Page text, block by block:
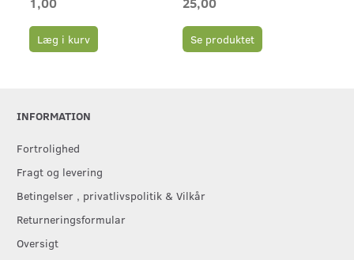
Læg i kurv Se produktet
INFORMATION
Fortrolighed
Fragt og levering
Betingelser , privatlivspolitik & Vilkår
Returneringsformular
Oversigt